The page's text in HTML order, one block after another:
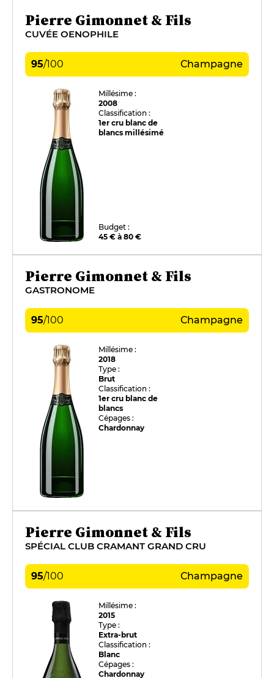
Pierre Gimonnet & Fils
CUVÉE OENOPHILE
95/100 Champagne
Millésime :
2008
Classification :
1er cru blanc de
blancs millésimé
Budget :
45 € à 80 €
Pierre Gimonnet & Fils
GASTRONOME
95/100 Champagne
Millésime :
2018
Type :
Brut
Classification :
1er cru blanc de
blancs
Cépages :
Chardonnay
Pierre Gimonnet & Fils
SPÉCIAL CLUB CRAMANT GRAND CRU
95/100 Champagne
Millésime :
2015
Type :
Extra-brut
Classification :
Blanc
Cépages :
Chardonnay